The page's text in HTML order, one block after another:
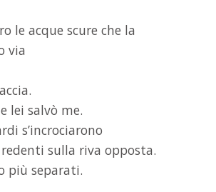
le acque scure che la
via
lei salvò me.
s’incrociarono
sulla riva opposta.
più separati.